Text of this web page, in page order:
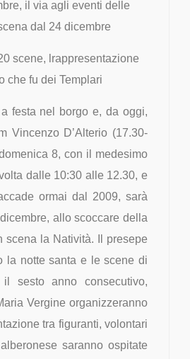
il via agli eventi delle
dal 24 dicembre
scene, lrappresentazione
che fu dei Templari
festa nel borgo e, da oggi,
Vincenzo D’Alterio (17.30-
8, con il medesimo
dalle 10:30 alle 12.30, e
ormai dal 2009, sarà
allo scoccare della
scena la Natività. Il presepe
la notte santa e le scene di
sesto anno consecutivo,
Vergine organizzeranno
tra figuranti, volontari
saranno ospitate